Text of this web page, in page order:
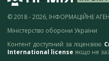
© 2018 - 2026, ІНФОРМАЦІЙНЕ
Міністерство оборони України
Контент доступний за ліцензією
International license якщо не